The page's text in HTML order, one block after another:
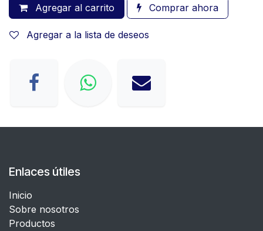
Agregar al carrito Comprar ahora
Agregar a la lista de deseos
Enlaces útiles
Inicio
Sobre nosotros
Productos